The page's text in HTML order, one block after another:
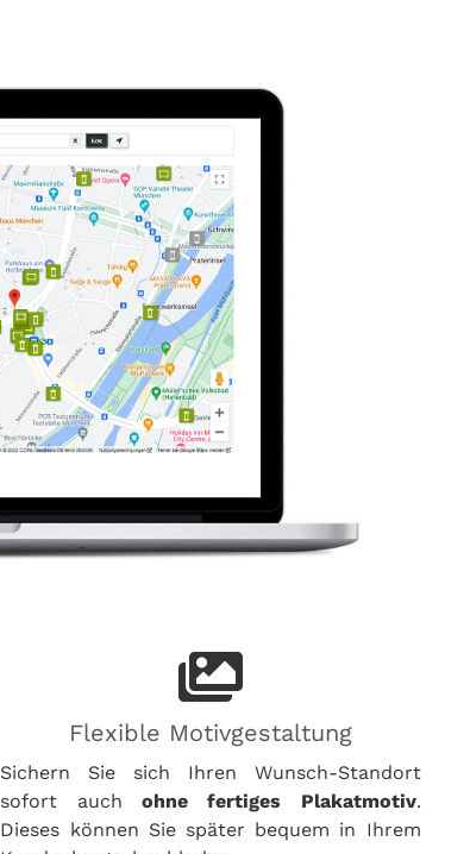
Flexible Motivgestaltung
Sichern Sie sich Ihren Wunsch-Standort
sofort auch ohne fertiges Plakatmotiv.
Dieses können Sie später bequem in Ihrem